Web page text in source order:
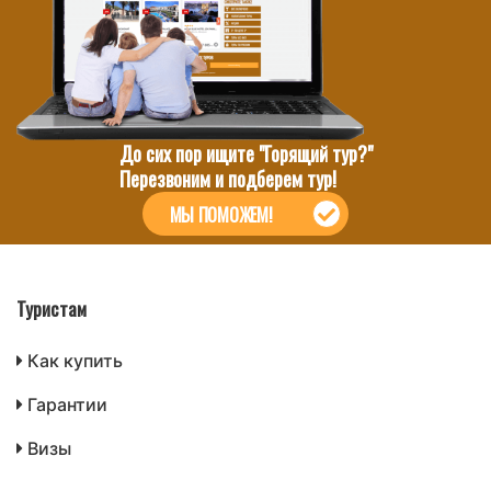
До сих пор ищите "Горящий тур?"
Перезвоним и подберем тур!
МЫ ПОМОЖЕМ!
Туристам
Как купить
Гарантии
Визы